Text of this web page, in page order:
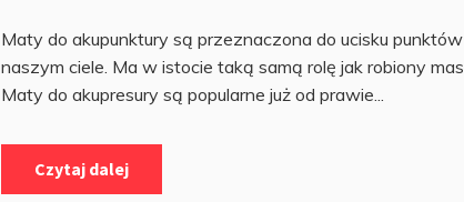
Maty do akupunktury są przeznaczona do ucisku
naszym ciele. Ma w istocie taką samą rolę jak robiony
Maty do akupresury są popularne już od prawie...
Czytaj dalej